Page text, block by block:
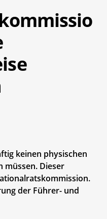
keinen physischen
müssen. Dieser
der Führer- und